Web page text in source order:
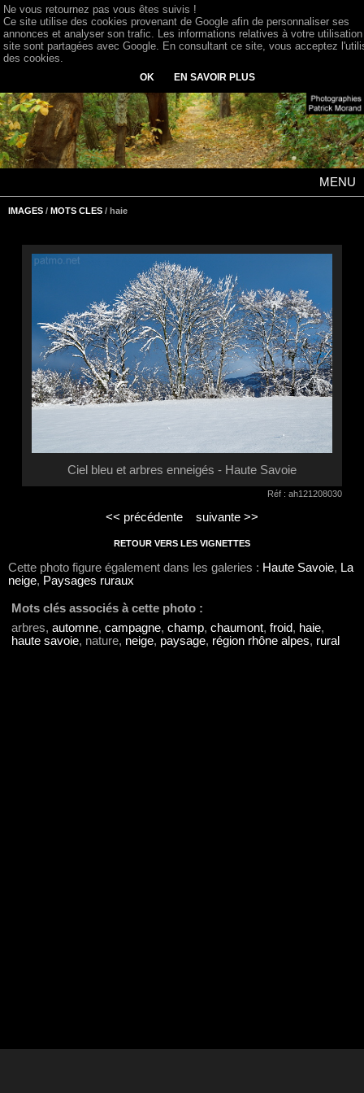
MENU
IMAGES / MOTS CLES / haie
Ciel bleu et arbres enneigés - Haute Savoie
Réf : ah121208030
<< précédente suivante >>
RETOUR VERS LES VIGNETTES
Cette photo figure également dans les galeries : Haute Savoie, La
neige, Paysages ruraux
Mots clés associés à cette photo :
arbres, automne, campagne, champ, chaumont, froid, haie,
haute savoie, nature, neige, paysage, région rhône alpes, rural
Ne vous retournez pas vous êtes suivis !
Ce site utilise des cookies provenant de Google afin de personnaliser ses
annonces et analyser son trafic. Les informations relatives à votre
site sont partagées avec Google. En consultant ce site, vous acceptez
des cookies.
OK EN SAVOIR PLUS